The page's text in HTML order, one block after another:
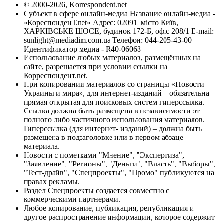
© 2000-2026, Korrespondent.net
Субъект в сфере онлайн-медиа Название онлайн-медиа -
«КореспонденТ.net» Адрес: 02091, місто Київ,
ХАРКІВСЬКЕ ШОСЕ, будинок 172-Б, офіс 208/1 E-mail:
sunlight@mediadim.com.ua Телефон: 044-205-43-00
Идентификатор медиа - R40-06068
Использование любых материалов, размещённых на
сайте, разрешается при условии ссылки на
Корреспондент.net.
При копировании материалов со страницы «Новости
Украины и мира», для интернет-изданий – обязательна
прямая открытая для поисковых систем гиперссылка.
Ссылка должна быть размещена в независимости от
полного либо частичного использования материалов.
Гиперссылка (для интернет- изданий) – должна быть
размещена в подзаголовке или в первом абзаце
материала.
Новости с пометками "Мнение", "Экспертиза",
"Заявление", "Регионы", "Деньги", "Власть", "Выборы",
"Тест-драйв", "Спецпроекты", "Промо" публикуются на
правах рекламы.
Раздел Спецпроекты создается совместно с
коммерческими партнерами.
Любое копирование, публикация, републикация и
другое распространение информации, которое содержит